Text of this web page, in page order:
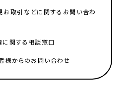
お取引などに関するお問い合わ
関する相談窓口
様からのお問い合わせ